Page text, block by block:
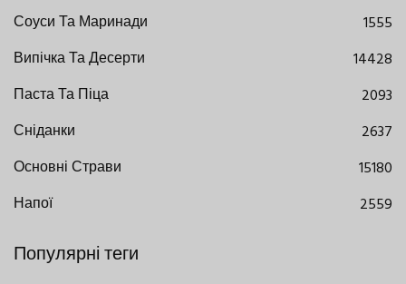
Соуси Та Маринади
1555
Випічка Та Десерти
14428
Паста Та Піца
2093
Сніданки
2637
Основні Страви
15180
Напої
2559
Популярні теги